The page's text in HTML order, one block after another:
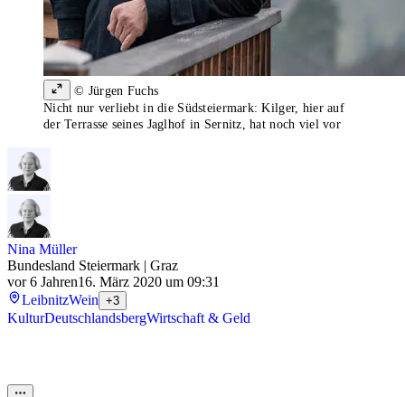
© Jürgen Fuchs
Nicht nur verliebt in die Südsteiermark: Kilger, hier auf
der Terrasse seines Jaglhof in Sernitz, hat noch viel vor
Nina Müller
Bundesland Steiermark | Graz
vor 6 Jahren16. März 2020 um 09:31
LeibnitzWein +3
KulturDeutschlandsbergWirtschaft & Geld